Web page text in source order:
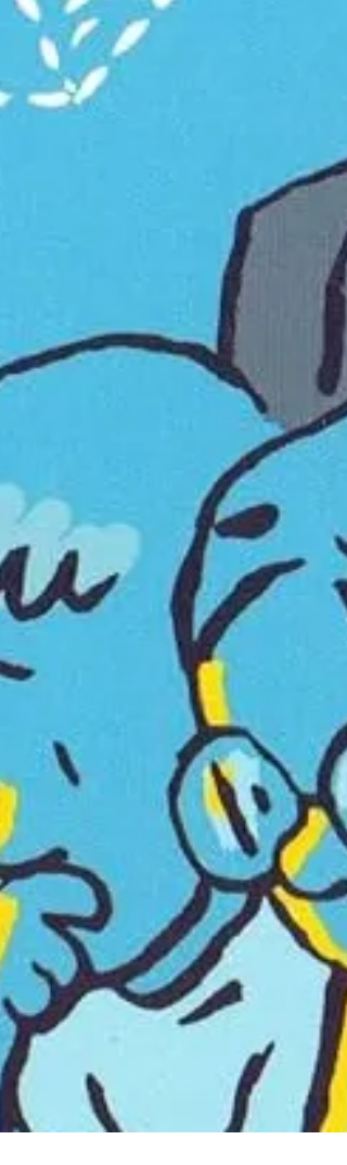
estadunidenses Mac Barnett e Shawn
Harris, os livros escolhidos contam a
história do felino astronauta em busca
uma pizza quase impossível e uma sopa